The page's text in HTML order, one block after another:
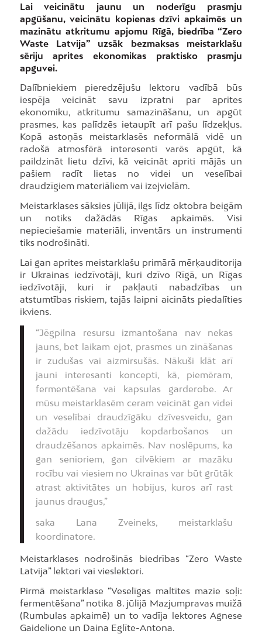
Lai veicinātu jaunu un noderīgu prasmju
apgūšanu, veicinātu kopienas dzīvi apkaimēs un
mazinātu atkritumu apjomu Rīgā, biedrība “Zero
Waste Latvija” uzsāk bezmaksas meistarklašu
sēriju aprites ekonomikas praktisko prasmju
apguvei.
Dalībniekiem pieredzējušu lektoru vadībā būs
iespēja veicināt savu izpratni par aprites
ekonomiku, atkritumu samazināšanu, un apgūt
prasmes, kas palīdzēs ietaupīt arī pašu līdzekļus.
Kopā astoņās meistarklasēs neformālā vidē un
radošā atmosfērā interesenti varēs apgūt, kā
paildzināt lietu dzīvi, kā veicināt apriti mājās un
pašiem radīt lietas no videi un veselībai
draudzīgiem materiāliem vai izejvielām.
Meistarklases sāksies jūlijā, ilgs līdz oktobra beigām
un notiks dažādās Rīgas apkaimēs. Visi
nepieciešamie materiāli, inventārs un instrumenti
tiks nodrošināti.
Lai gan aprites meistarklašu primārā mērķauditorija
ir Ukrainas iedzīvotāji, kuri dzīvo Rīgā, un Rīgas
iedzīvotāji, kuri ir pakļauti nabadzības un
atstumtības riskiem, tajās laipni aicināts piedalīties
ikviens.
“Jēgpilna resursu izmantošana nav nekas
jauns, bet laikam ejot, prasmes un zināšanas
ir zudušas vai aizmirsušās. Nākuši klāt arī
jauni interesanti koncepti, kā, piemēram,
fermentēšana vai kapsulas garderobe. Ar
mūsu meistarklasēm ceram veicināt gan videi
un veselībai draudzīgāku dzīvesveidu, gan
dažādu iedzīvotāju kopdarbošanos un
draudzēšanos apkaimēs. Nav noslēpums, ka
gan senioriem, gan cilvēkiem ar mazāku
rocību vai viesiem no Ukrainas var būt grūtāk
atrast aktivitātes un hobijus, kuros arī rast
jaunus draugus,”
saka Lana Zveineks, meistarklašu
koordinatore.
Meistarklases nodrošinās biedrības “Zero Waste
Latvija” lektori vai vieslektori.
Pirmā meistarklase “Veselīgas maltītes mazie soļi:
fermentēšana” notika 8. jūlijā Mazjumpravas muižā
(Rumbulas apkaimē) un to vadīja lektores Agnese
Gaidelione un Daina Eglīte-Antona.